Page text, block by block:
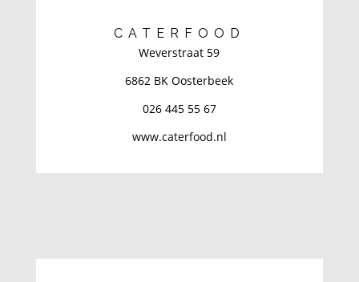
CATERFOOD
Weverstraat 59
6862 BK Oosterbeek
026 445 55 67
www.caterfood.nl